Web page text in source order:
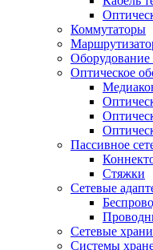
Коммутаторы
Оборудование
Оптическое
Пассивное
Стяжки
Сетевые
Сетевые
Системы